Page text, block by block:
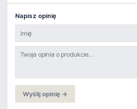
Napisz opinię
Wyślij opinię →